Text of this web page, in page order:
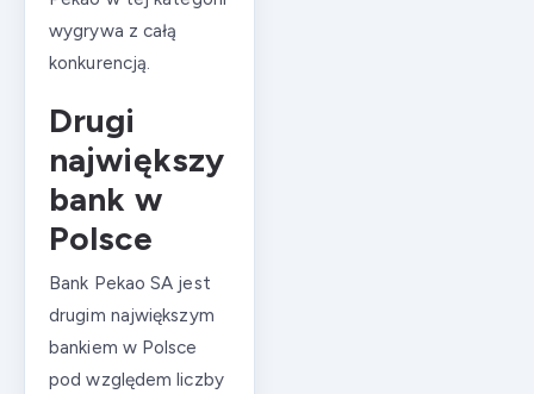
wygrywa z całą
konkurencją.
Drugi
największy
bank w
Polsce
Bank Pekao SA jest
drugim największym
bankiem w Polsce
pod względem liczby